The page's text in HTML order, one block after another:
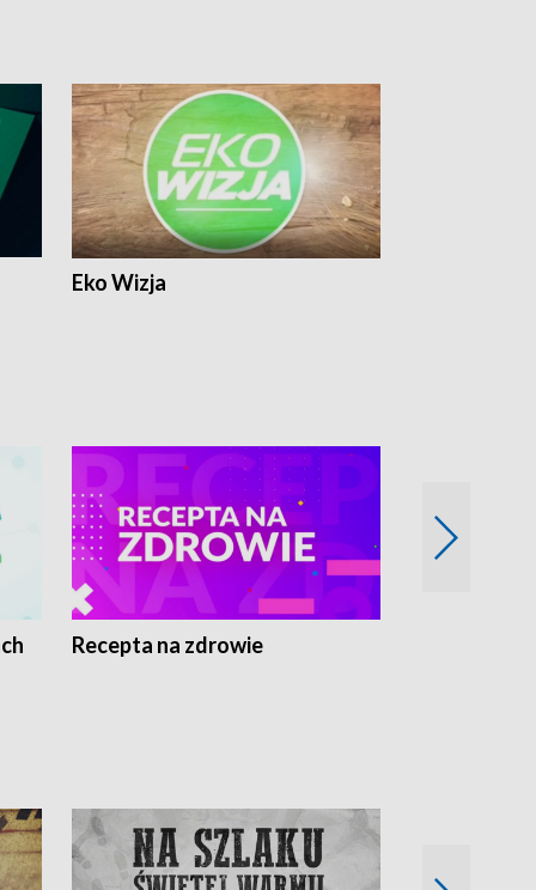
Eko Wizja
Recepta na zdrowie